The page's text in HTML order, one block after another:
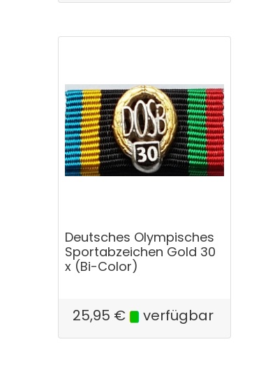
Deutsches Olympisches
Sportabzeichen Gold 30
x (Bi-Color)
25,95 € verfügbar